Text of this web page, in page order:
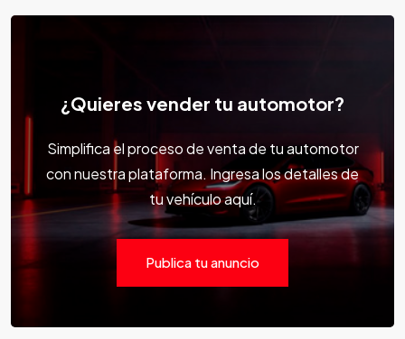
¿Quieres vender tu automotor?
Simplifica el proceso de venta de tu automotor
con nuestra plataforma. Ingresa los detalles de
tu vehículo aquí.
Publica tu anuncio